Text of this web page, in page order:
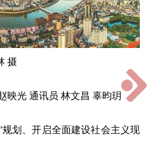
摄
光 通讯员 林文昌 辜昀玥
划、开启全面建设社会主义现